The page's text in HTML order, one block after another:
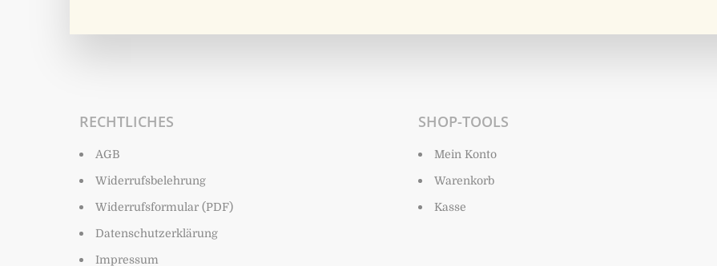
RECHTLICHES
AGB
Widerrufsbelehrung
Widerrufsformular (PDF)
Datenschutzerklärung
Impressum
SHOP-TOOLS
Mein Konto
Warenkorb
Kasse